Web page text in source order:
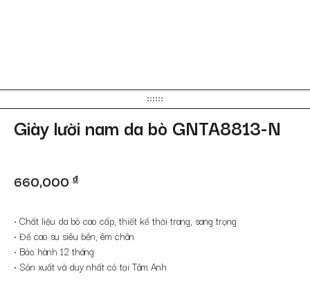
Giày lười nam da bò GNTA8813-N
660,000 đ
• Chất liệu da bò cao cấp, thiết kế thời trang, sang trọng
• Đế cao su siêu bền, êm chân
• Bảo hành 12 tháng
• Sản xuất và duy nhất có tại Tâm Anh